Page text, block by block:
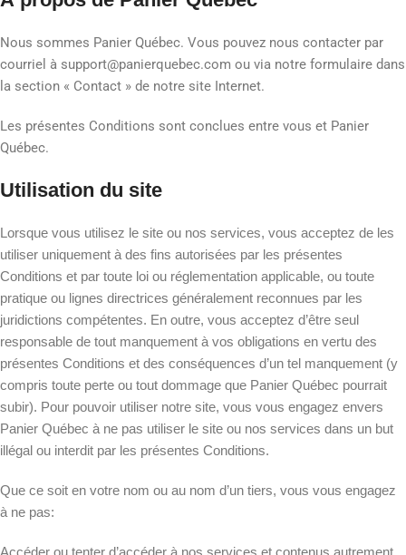
Nous sommes Panier Québec. Vous pouvez nous contacter par
courriel à support@panierquebec.com ou via notre formulaire dans
la section « Contact » de notre site Internet.
Les présentes Conditions sont conclues entre vous et Panier
Québec.
Utilisation du site
Lorsque vous utilisez le site ou nos services, vous acceptez de les
utiliser uniquement à des fins autorisées par les présentes
Conditions et par toute loi ou réglementation applicable, ou toute
pratique ou lignes directrices généralement reconnues par les
juridictions compétentes. En outre, vous acceptez d’être seul
responsable de tout manquement à vos obligations en vertu des
présentes Conditions et des conséquences d’un tel manquement (y
compris toute perte ou tout dommage que Panier Québec pourrait
subir). Pour pouvoir utiliser notre site, vous vous engagez envers
Panier Québec à ne pas utiliser le site ou nos services dans un but
illégal ou interdit par les présentes Conditions.
Que ce soit en votre nom ou au nom d’un tiers, vous vous engagez
à ne pas:
Accéder ou tenter d’accéder à nos services et contenus autrement